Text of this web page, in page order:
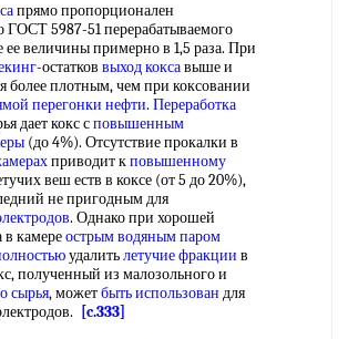
прямо пропорционален
ГОСТ 5987-51 перерабатываемого
ее величины примерно в 1,5 раза. При
-остатков выход коксавыше и
более плотным, чем при коксовании
перегонки нефти. Переработка
дает кокс сповышенным
(до 4%). Отсутствие прокалки в
приводит кповышенному
веш еств в коксе (от 5 до 20%),
не пригодным для
. Однако при хорошей
в камереострым водянымпаром
удалитьлетучие фракции в
полученный из малозольного и
сырья, можетбыть использован для
[c.333]